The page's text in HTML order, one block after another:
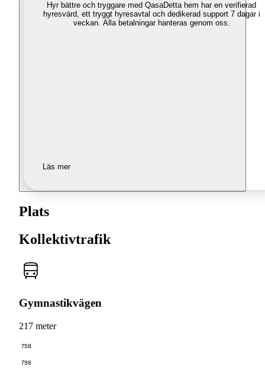
Hyr bättre och tryggare med QasaDetta hem har en verifierad
hyresvärd, ett tryggt hyresavtal och dedikerad support 7 dagar i
veckan. Alla betalningar hanteras genom oss.
Läs mer
Plats
Kollektivtrafik
Gymnastikvägen
217 meter
758
798